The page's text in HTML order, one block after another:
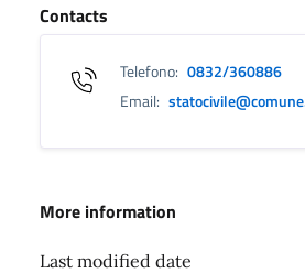
Contacts
Telefono: 0832/360886
Email:
More information
Last modified date